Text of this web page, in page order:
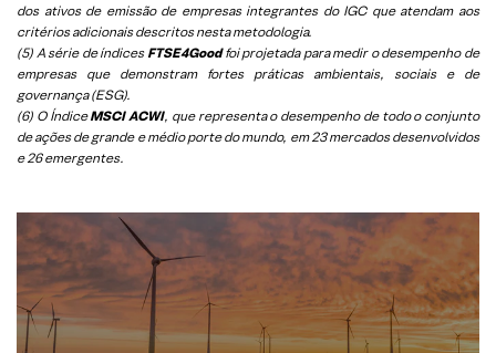
dos ativos de emissão de empresas integrantes do IGC que atendam aos
critérios adicionais descritos nesta metodologia.
(5) A série de índices FTSE4Goodfoi projetada para medir o desempenho de
empresas que demonstram fortes práticas ambientais, sociais e de
governança (ESG).
(6) O ÍndiceMSCI ACWI, que representa o desempenho de todo o conjunto
de ações de grande e médio porte do mundo, em 23 mercados desenvolvidos
e 26 emergentes.